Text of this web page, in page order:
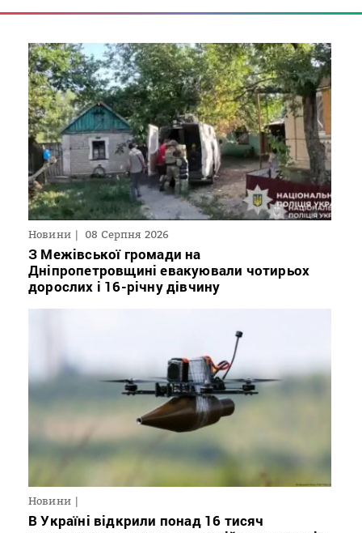
Новини 08 Серпня 2026
З Межівської громади на
Дніпропетровщині евакуювали чотирьох
дорослих і 16-річну дівчину
Новини
В Україні відкрили понад 16 тисяч